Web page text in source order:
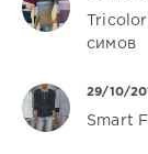
симов
29/10/
Smart